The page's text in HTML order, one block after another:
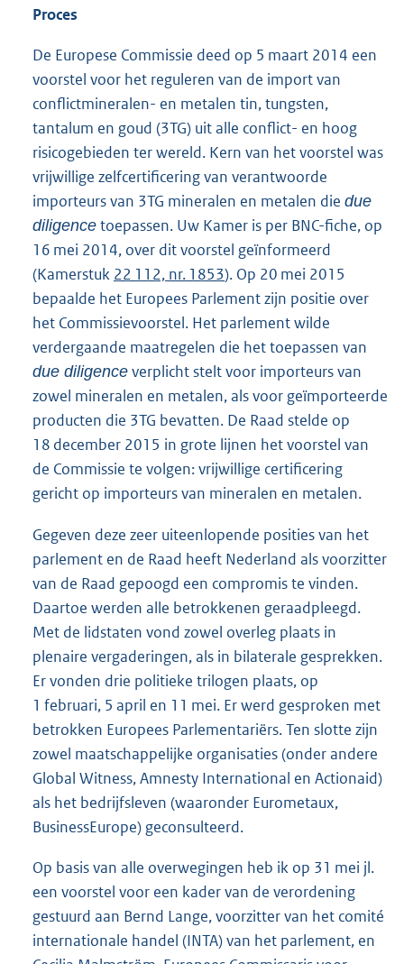
Proces
De Europese Commissie deed op 5 maart 2014 een
voorstel voor het reguleren van de import van
conflictmineralen- en metalen tin, tungsten,
tantalum en goud (3TG) uit alle conflict- en hoog
risicogebieden ter wereld. Kern van het voorstel was
vrijwillige zelfcertificering van verantwoorde
importeurs van 3TG mineralen en metalen die due
diligence toepassen. Uw Kamer is per BNC-fiche, op
16 mei 2014, over dit voorstel geïnformeerd
(Kamerstuk 22 112, nr. 1853). Op 20 mei 2015
bepaalde het Europees Parlement zijn positie over
het Commissievoorstel. Het parlement wilde
verdergaande maatregelen die het toepassen van
due diligence verplicht stelt voor importeurs van
zowel mineralen en metalen, als voor geïmporteerde
producten die 3TG bevatten. De Raad stelde op
18 december 2015 in grote lijnen het voorstel van
de Commissie te volgen: vrijwillige certificering
gericht op importeurs van mineralen en metalen.
Gegeven deze zeer uiteenlopende posities van het
parlement en de Raad heeft Nederland als voorzitter
van de Raad gepoogd een compromis te vinden.
Daartoe werden alle betrokkenen geraadpleegd.
Met de lidstaten vond zowel overleg plaats in
plenaire vergaderingen, als in bilaterale gesprekken.
Er vonden drie politieke trilogen plaats, op
1 februari, 5 april en 11 mei. Er werd gesproken met
betrokken Europees Parlementariërs. Ten slotte zijn
zowel maatschappelijke organisaties (onder andere
Global Witness, Amnesty International en Actionaid)
als het bedrijfsleven (waaronder Eurometaux,
BusinessEurope) geconsulteerd.
Op basis van alle overwegingen heb ik op 31 mei jl.
een voorstel voor een kader van de verordening
gestuurd aan Bernd Lange, voorzitter van het comité
internationale handel (INTA) van het parlement, en